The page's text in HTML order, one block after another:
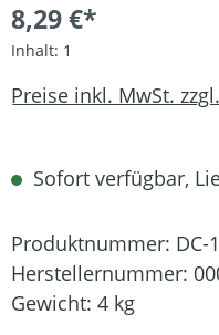
8,29 €*
Inhalt: 1
Preise inkl. MwSt.
Sofort verfügbar,
Produktnummer: DC-
Herstellernummer:
Gewicht: 4 kg